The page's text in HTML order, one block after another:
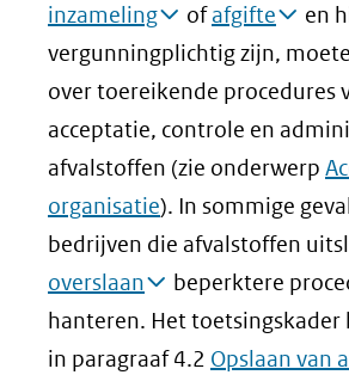
inzameling
ofafgifte
en
vergunningplichtig zijn,
over toereikende procedures
acceptatie, controle en
afvalstoffen (zie onderwerp
organisatie). In sommige
bedrijven die afvalstoffen
overslaan
beperktere
hanteren. Het
in paragraaf 4.2 Opslaan van